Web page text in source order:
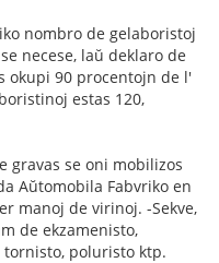
nombro de gelaboristoj
necese, laŭ deklaro de
okupi 90 procentojn de l'
estas 120,
gravas se oni mobilizos
Aŭtomobila Fabvriko en
manoj de virinoj. -Sekve,
de ekzamenisto,
poluristo ktp.